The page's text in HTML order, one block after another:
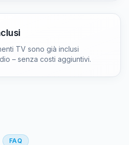
TV sono già inclusi
– senza costi aggiuntivi.
FAQ